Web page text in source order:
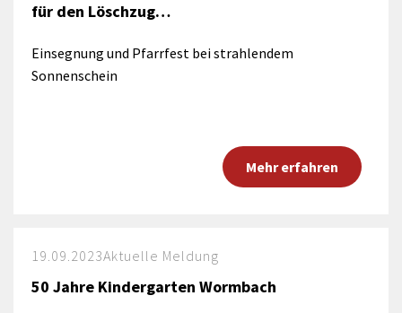
für den Löschzug…
Einsegnung und Pfarrfest bei strahlendem
Sonnenschein
Mehr erfahren
19.09.2023Aktuelle Meldung
50 Jahre Kindergarten Wormbach